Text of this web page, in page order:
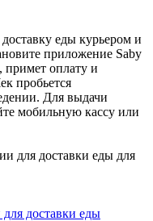
еды курьером и
приложение Saby
примет оплату и
пробьется
Для выдачи
мобильную кассу или
доставки еды